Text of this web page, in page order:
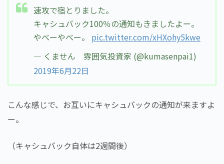
速攻で宿とりました。
キャシュバック100％の通知もきましたよー。
やべーやべー。 pic.twitter.com/xHXohy5kwe
— くません 雰囲気投資家 (@kumasenpai1)
2019年6月22日
こんな感じで、お互いにキャシュバックの通知が来ますよ
ー。
（キャシュバック自体は2週間後）